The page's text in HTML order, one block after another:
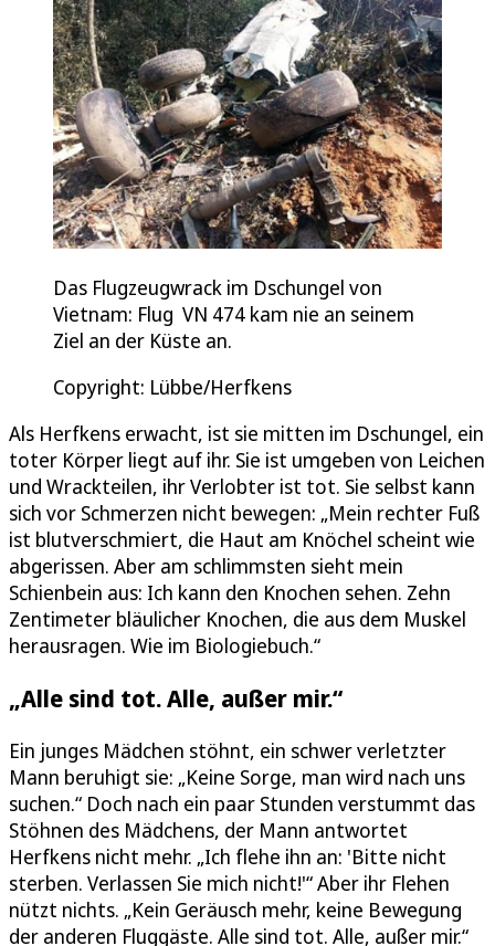
Das Flugzeugwrack im Dschungel von
Vietnam: Flug VN 474 kam nie an seinem
Ziel an der Küste an.
Copyright: Lübbe/Herfkens
Als Herfkens erwacht, ist sie mitten im Dschungel, ein
toter Körper liegt auf ihr. Sie ist umgeben von Leichen
und Wrackteilen, ihr Verlobter ist tot. Sie selbst kann
sich vor Schmerzen nicht bewegen: „Mein rechter Fuß
ist blutverschmiert, die Haut am Knöchel scheint wie
abgerissen. Aber am schlimmsten sieht mein
Schienbein aus: Ich kann den Knochen sehen. Zehn
Zentimeter bläulicher Knochen, die aus dem Muskel
herausragen. Wie im Biologiebuch.“
„Alle sind tot. Alle, außer mir.“
Ein junges Mädchen stöhnt, ein schwer verletzter
Mann beruhigt sie: „Keine Sorge, man wird nach uns
suchen.“ Doch nach ein paar Stunden verstummt das
Stöhnen des Mädchens, der Mann antwortet
Herfkens nicht mehr. „Ich flehe ihn an: 'Bitte nicht
sterben. Verlassen Sie mich nicht!'“ Aber ihr Flehen
nützt nichts. „Kein Geräusch mehr, keine Bewegung
der anderen Fluggäste. Alle sind tot. Alle, außer mir.“